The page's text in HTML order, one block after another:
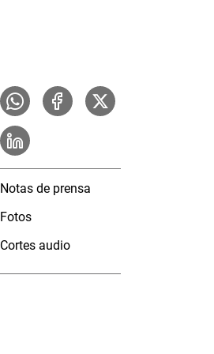
Notas de prensa
Fotos
Cortes audio